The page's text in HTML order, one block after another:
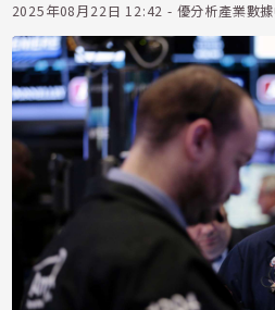
2025年08月22日 12:42 - 優分析產業數